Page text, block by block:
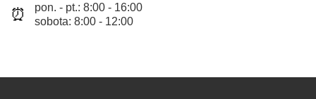
⏰
pon. - pt.: 8:00 - 16:00
sobota: 8:00 - 12:00